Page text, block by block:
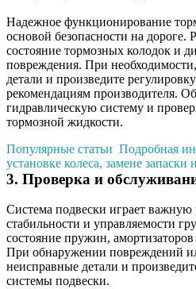
Надежное функционирование
основой безопасности на дороге.
состояние тормозных колодок и
повреждения. При
детали и произведите
рекомендациям производителя.
гидравлическую систему и
тормозной жидкости.
Популярные статьи Подробная
установке колеса, замене
3. Проверка и
Система подвески играет важную
стабильности и управляемости
состояние пружин,
При обнаружении повреждений
неисправные детали и
системы подвески.